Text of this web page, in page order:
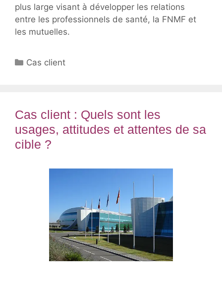
plus large visant à développer les relations
entre les professionnels de santé, la FNMF et
les mutuelles.
Catégories
Cas client
Cas client : Quels sont les
usages, attitudes et attentes de sa
cible ?